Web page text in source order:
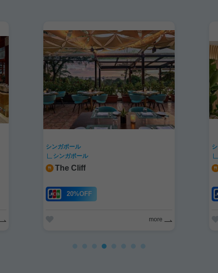
シンガポール
シンガポール
The Cliff
20%OFF
more